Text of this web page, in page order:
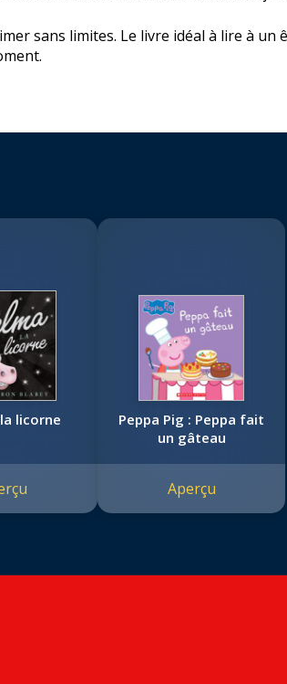
sans limites. Le livre idéal à lire à un
licorne
Peppa Pig : Peppa fait
un gâteau
Aperçu